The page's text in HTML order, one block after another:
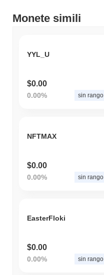
Monete simili
YYL_U
$0.00
0.00% sin rango
NFTMAX
$0.00
0.00% sin rango
EasterFloki
$0.00
0.00% sin rango